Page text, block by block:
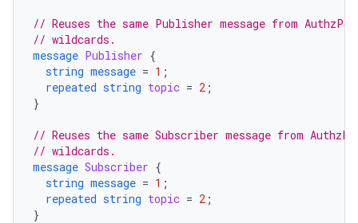
// Reuses the same Publisher message from
// wildcards.
message Publisher {
string message = 1 ;
repeated string topic = 2 ;
}
// Reuses the same Subscriber message from
// wildcards.
message Subscriber {
string message = 1 ;
repeated string topic = 2 ;
}